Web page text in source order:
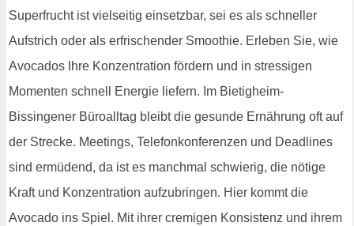
Superfrucht ist vielseitig einsetzbar, sei es als schneller
Aufstrich oder als erfrischender Smoothie. Erleben Sie, wie
Avocados Ihre Konzentration fördern und in stressigen
Momenten schnell Energie liefern. Im Bietigheim-
Bissingener Büroalltag bleibt die gesunde Ernährung oft auf
der Strecke. Meetings, Telefonkonferenzen und Deadlines
sind ermüdend, da ist es manchmal schwierig, die nötige
Kraft und Konzentration aufzubringen. Hier kommt die
Avocado ins Spiel. Mit ihrer cremigen Konsistenz und ihrem